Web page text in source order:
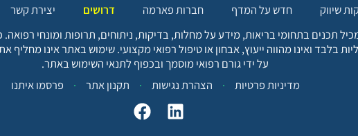
שיווק חדש על המדף חברות פארמה דרושים
יצירת קשר
תכנים בתחומי בריאות, מידע על מחלות, בדיקות, ניתוחים, תרופות ומונחי
בלבד ואינו מהווה ייעוץ, אבחון או טיפול רפואי מקצועי. שימוש באתר אינו מחליף
על ידי גורם רפואי מוסמך ובכפוף לתנאי השימוש באתר.
מדיניות פרטיות
הצהרת נגישות תקנון אתר פרסמו איתנו